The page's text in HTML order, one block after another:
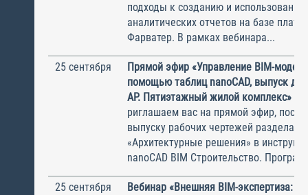
подходы к созданию и использованию
аналитических отчетов на базе
Фарватер. В рамках вебинара...
25 сентября
Прямой эфир «Управление BIM-
помощью таблиц nanoCAD, выпуск
АР. Пятиэтажный жилой комплекс»
риглашаем вас на прямой эфир,
выпуску рабочих чертежей раздела
«Архитектурные решения» в
nanoCAD BIM Строительство.
25 сентября
Вебинар «Внешняя BIM-экспертиза: